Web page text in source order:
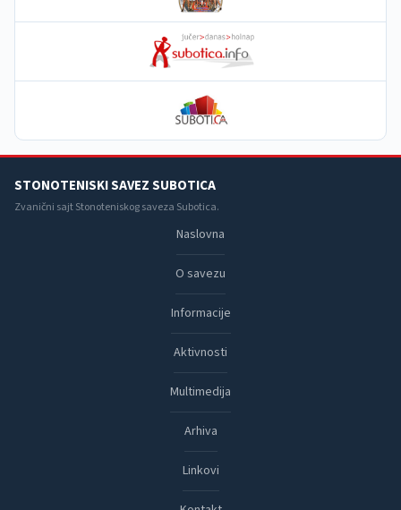
STONOTENISKI SAVEZ SUBOTICA
Zvanični sajt Stonoteniskog saveza Subotica.
Naslovna
O savezu
Informacije
Aktivnosti
Multimedija
Arhiva
Linkovi